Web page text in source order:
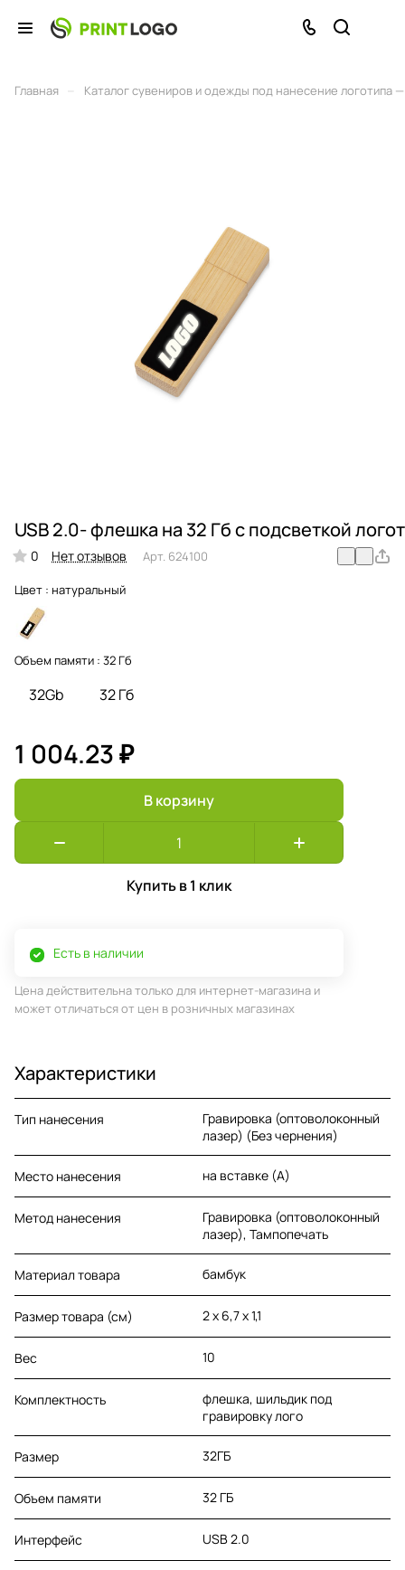
Главная Каталог сувениров и одежды под нанесение логотипа
USB 2.0- флешка на 32 Гб c подсветкой
0 Нет отзывов Арт. 624100
Цвет : натуральный
Объем памяти : 32 Гб
32Gb 32 Гб
1 004.23 ₽
В корзину
Купить в 1 клик
Есть в наличии
Цена действительна только для интернет-магазина и
может отличаться от цен в розничных магазинах
Характеристики
Тип нанесения
Гравировка (оптоволоконный
лазер) (Без чернения)
Место нанесения на вставке (A)
Метод нанесения
Гравировка (оптоволоконный
лазер), Тампопечать
Материал товара бамбук
Размер товара (см) 2 х 6,7 х 1,1
Вес 10
Комплектность
флешка, шильдик под
гравировку лого
Размер 32ГБ
Объем памяти 32 ГБ
Интерфейс USB 2.0